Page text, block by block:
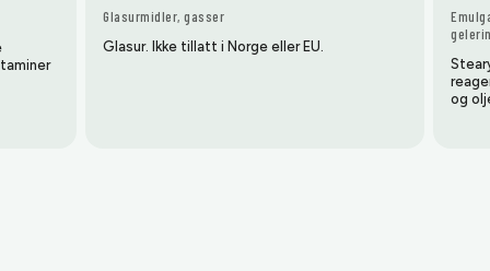
Glasurmidler, gasser
Glasur. Ikke tillatt i Norge eller EU.
og